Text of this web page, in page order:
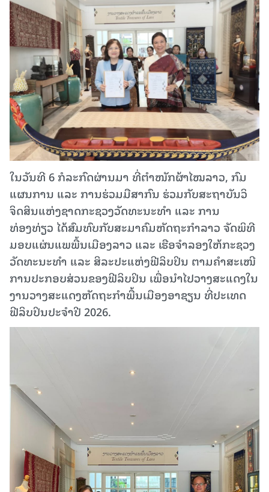
ໃນວັນທີ 6 ກໍລະກົດຜ່ານມາ ທີ່ຕຳໜັກຜ້າໄໝລາວ, ກົມ
ແຜນການ ແລະ ການຮ່ວມມືສາກົນ ຮ່ວມກັບສະຖາບັນວິ
ຈິດສິນແຫ່ງຊາດກະຊວງວັດທະນະທຳ ແລະ ການ
ທ່ອງທ່ຽວ ໄດ້ສົມທົບກັບສະມາຄົມຫັດຖະກຳລາວ ຈັດພິທີ
ມອບແຜ່ນແພພື້ນເມືອງລາວ ແລະ ເຮືອຈຳລອງໃຫ້ກະຊວງ
ວັດທະນະທຳ ແລະ ສິລະປະແຫ່ງຟີລິບປິນ ຕາມຄຳສະເໜີ
ການປະກອບສ່ວນຂອງຟີລິບປິນ ເພື່ອນຳໄປວາງສະແດງໃນ
ງານວາງສະແດງຫັດຖະກຳພື້ນເມືອງອາຊຽນ ທີ່ປະເທດ
ຟີລິບປິນປະຈຳປີ 2026.